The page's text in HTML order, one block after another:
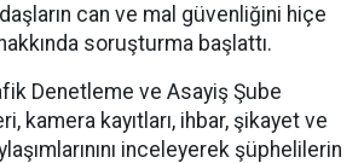
can ve mal güvenliğini hiçe
soruşturma başlattı.
Denetleme ve Asayiş Şube
kamera kayıtları, ihbar, şikayet ve
inceleyerek şüphelilerin